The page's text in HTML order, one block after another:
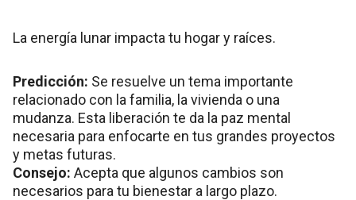
La energía lunar impacta tu hogar y raíces.
Predicción: Se resuelve un tema importante
relacionado con la familia, la vivienda o una
mudanza. Esta liberación te da la paz mental
necesaria para enfocarte en tus grandes proyectos
y metas futuras.
Consejo: Acepta que algunos cambios son
necesarios para tu bienestar a largo plazo.